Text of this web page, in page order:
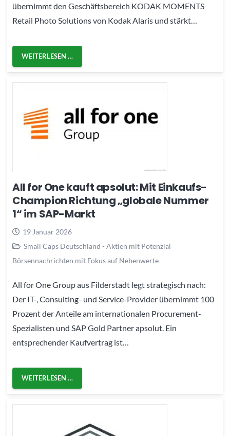
übernimmt den Geschäftsbereich KODAK MOMENTS
Retail Photo Solutions von Kodak Alaris und stärkt…
WEITERLESEN …
All for One kauft apsolut: Mit Einkaufs-
Champion Richtung „globale Nummer
1“ im SAP-Markt
19 Januar 2026
Small Caps Deutschland - Aktien mit Potenzial
Börsennachrichten mit Fokus auf Nebenwerte
All for One Group aus Filderstadt legt strategisch nach:
Der IT-, Consulting- und Service-Provider übernimmt 100
Prozent der Anteile am internationalen Procurement-
Spezialisten und SAP Gold Partner apsolut. Ein
entsprechender Kaufvertrag ist…
WEITERLESEN …